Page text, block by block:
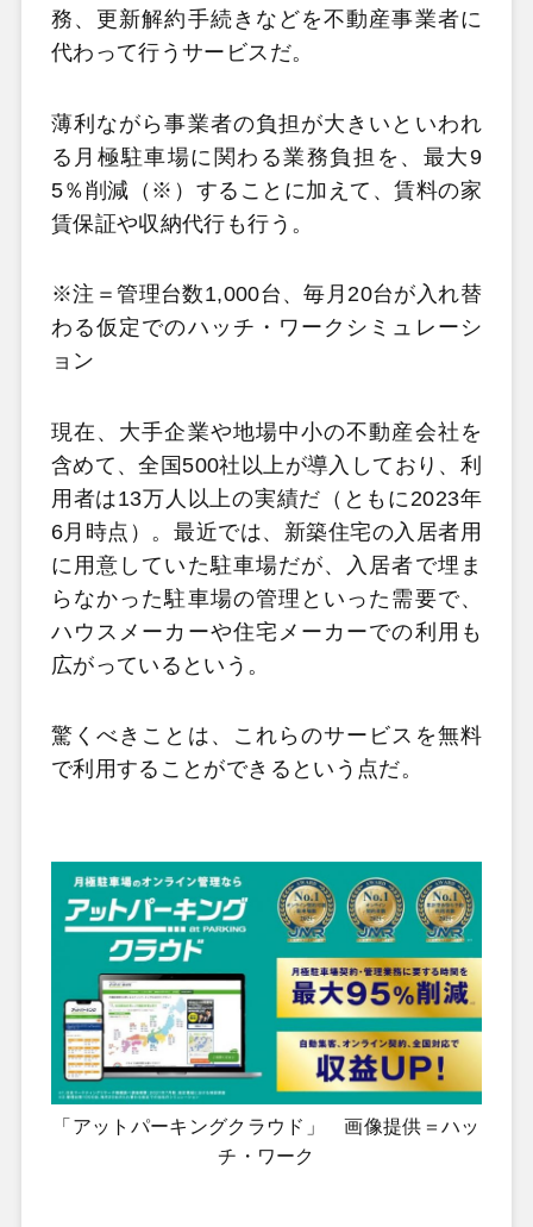
務、更新解約手続きなどを不動産事業者に
代わって行うサービスだ。
薄利ながら事業者の負担が大きいといわれ
る月極駐車場に関わる業務負担を、最大9
5％削減（※）することに加えて、賃料の家
賃保証や収納代行も行う。
※注＝管理台数1,000台、毎月20台が入れ替
わる仮定でのハッチ・ワークシミュレーシ
ョン
現在、大手企業や地場中小の不動産会社を
含めて、全国500社以上が導入しており、利
用者は13万人以上の実績だ（ともに2023年
6月時点）。最近では、新築住宅の入居者用
に用意していた駐車場だが、入居者で埋ま
らなかった駐車場の管理といった需要で、
ハウスメーカーや住宅メーカーでの利用も
広がっているという。
驚くべきことは、これらのサービスを無料
で利用することができるという点だ。
「アットパーキングクラウド」 画像提供＝ハッ
チ・ワーク